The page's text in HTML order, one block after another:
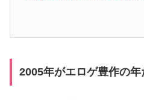
2005年がエロゲ豊作の年